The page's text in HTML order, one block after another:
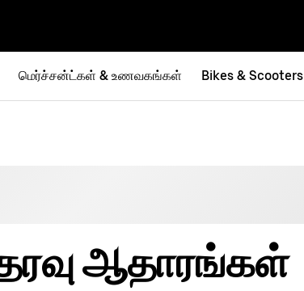
மெர்ச்சன்ட்கள் & உணவகங்கள் Bikes & Scooters
ஆதாரங்கள்